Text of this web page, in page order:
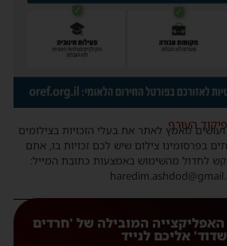
פיקוד העורף
ועושים מאמץ לאתר את בעלי הזכויות בצילומים
בפרסומינו צילום שיש לכם זכויות בו, אתם
לחדול מהשימוש באמצעות כתובת המייל:
האפליקצייה המובילה של 'חרדים
אליכם לנייד